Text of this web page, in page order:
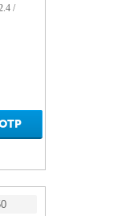
/